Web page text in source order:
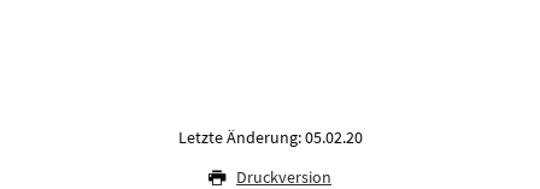
Letzte Änderung: 05.02.20
Druckversion